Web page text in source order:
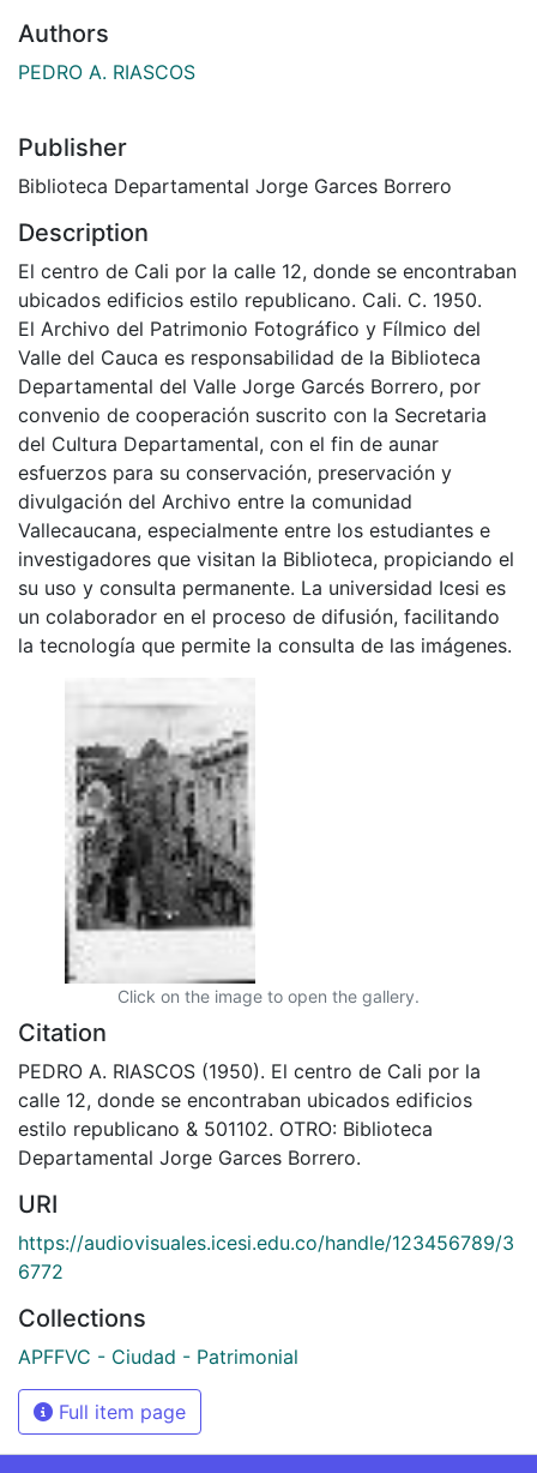
Authors
PEDRO A. RIASCOS
Publisher
Biblioteca Departamental Jorge Garces Borrero
Description
El centro de Cali por la calle 12, donde se encontraban
ubicados edificios estilo republicano. Cali. C. 1950.
El Archivo del Patrimonio Fotográfico y Fílmico del
Valle del Cauca es responsabilidad de la Biblioteca
Departamental del Valle Jorge Garcés Borrero, por
convenio de cooperación suscrito con la Secretaria
del Cultura Departamental, con el fin de aunar
esfuerzos para su conservación, preservación y
divulgación del Archivo entre la comunidad
Vallecaucana, especialmente entre los estudiantes e
investigadores que visitan la Biblioteca, propiciando el
su uso y consulta permanente. La universidad Icesi es
un colaborador en el proceso de difusión, facilitando
la tecnología que permite la consulta de las imágenes.
Click on the image to open the gallery.
Citation
PEDRO A. RIASCOS (1950). El centro de Cali por la
calle 12, donde se encontraban ubicados edificios
estilo republicano & 501102. OTRO: Biblioteca
Departamental Jorge Garces Borrero.
URI
https://audiovisuales.icesi.edu.co/handle/123456789/3
6772
Collections
APFFVC - Ciudad - Patrimonial
Full item page